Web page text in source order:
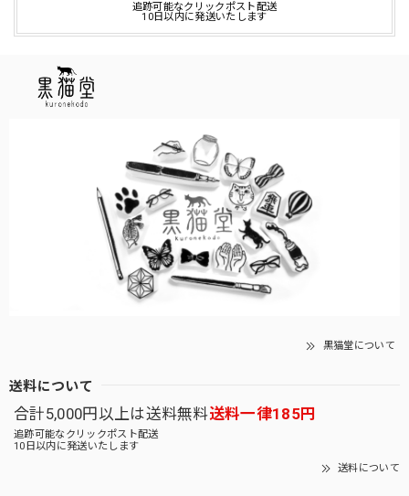
追跡可能なクリックポスト配送
10日以内に発送いたします
黒猫堂について
送料について
合計5,000円以上は送料無料送料一律185円
追跡可能なクリックポスト配送
10日以内に発送いたします
送料について